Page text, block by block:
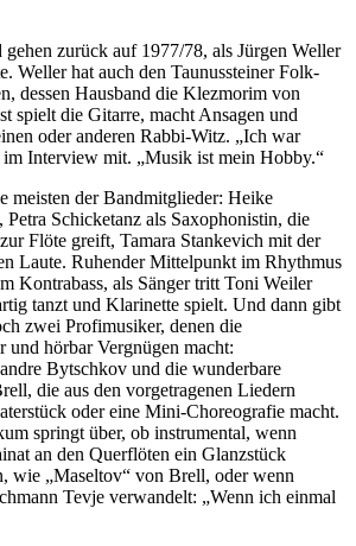
zurück auf 1977/78, als Jürgen Weller
Weller hat auch den Taunussteiner Folk-
dessen Hausband die Klezmorim von
spielt die Gitarre, macht Ansagen und
oder anderen Rabbi-Witz. „Ich war
im Interview mit. „Musik ist mein Hobby.“
meisten der Bandmitglieder: Heike
Schicketanz als Saxophonistin, die
Flöte greift, Tamara Stankevich mit der
Laute. Ruhender Mittelpunkt im Rhythmus
Kontrabass, als Sänger tritt Toni Weiler
tanzt und Klarinette spielt. Und dann gibt
zwei Profimusiker, denen die
und hörbar Vergnügen macht:
Bytschkov und die wunderbare
die aus den vorgetragenen Liedern
oder eine Mini-Choreografie macht.
springt über, ob instrumental, wenn
an den Querflöten ein Glanzstück
wie „Maseltov“ von Brell, oder wenn
Tevje verwandelt: „Wenn ich einmal